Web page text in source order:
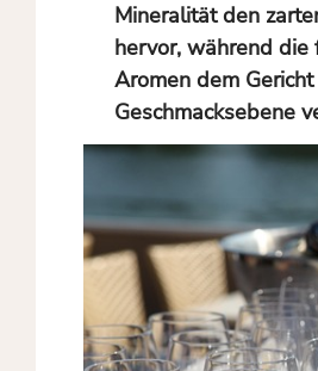
Mineralität den
hervor, während die
Aromen dem
Geschmacksebene